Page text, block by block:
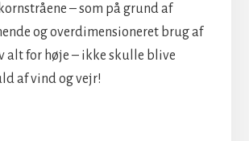
– som på grund af
og overdimensioneret brug af
alt for høje – ikke skulle blive
af vind og vejr!